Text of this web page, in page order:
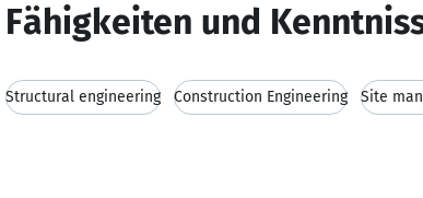
Fähigkeiten und
Structural engineering Construction Engineering Site